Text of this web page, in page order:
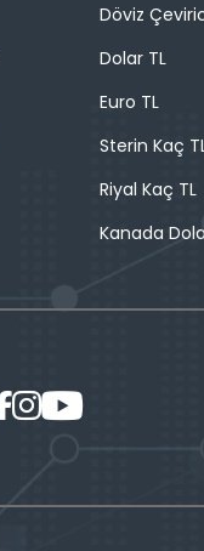
Döviz
Dolar TL
Euro TL
Sterin Kaç
Riyal Kaç TL
Kanada